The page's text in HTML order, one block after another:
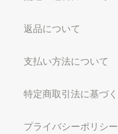
返品について
支払い方法について
特定商取引法に基づ
プライバシーポリシー